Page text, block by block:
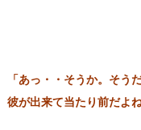
「あっ・・そうか。そう
彼が出来て当たり前だよ